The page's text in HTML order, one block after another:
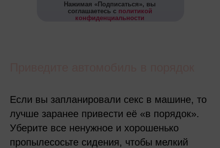
Нажимая « Подписаться», вы
соглашаетесь с политикой
конфиденциальности
Если вы запланировали секс в машине, то
лучше заранее привести её «в порядок».
Уберите все ненужное и хорошенько
пропылесосьте сидения, чтобы мелкий